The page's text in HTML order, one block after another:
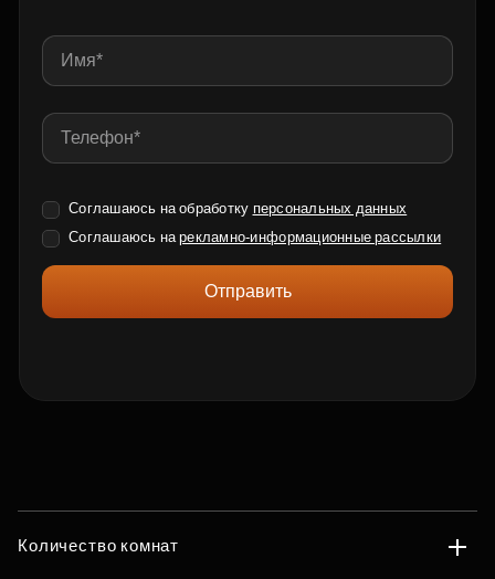
Соглашаюсь на обработку персональных данных
Соглашаюсь нарекламно-информационные рассылки
Отправить
Количество комнат